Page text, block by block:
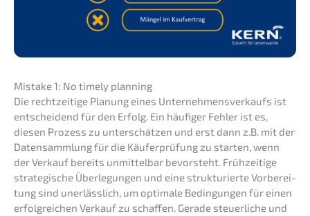
Mista­ke 1: No timely planning
Die recht­zei­ti­ge Planung eines Unter­neh­mens­ver­kaufs ist
entschei­dend für den Erfolg. Ein häufi­ger Fehler ist es,
diesen Prozess zu unter­schät­zen und erst dann z.B. mit der
Daten­samm­lung für die Käufer­prü­fung zu starten, wenn
der Verkauf bereits unmit­tel­bar bevor­steht. Frühzei­ti­ge
strate­gi­sche Überle­gun­gen und eine struk­tu­rier­te Vorbe­rei­
tung sind unerläss­lich, um optima­le Bedin­gun­gen für einen
erfolg­rei­chen Verkauf zu schaf­fen. Gerade steuer­li­che und